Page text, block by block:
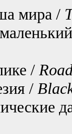
мира /
/
/